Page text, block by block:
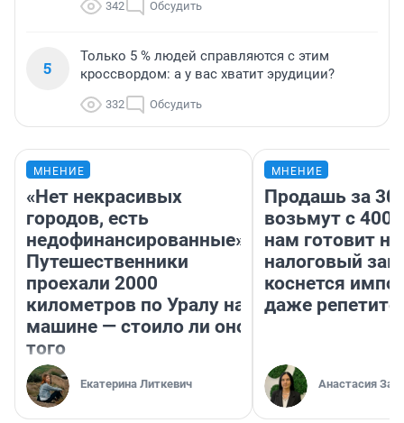
342 Обсудить
5
Только 5 % людей справляются с этим
кроссвордом: а у вас хватит эрудиции?
332 Обсудить
МНЕНИЕ
«Нет некрасивых
городов, есть
недофинансированные».
Путешественники
проехали 2000
километров по Уралу на
машине — стоило ли оно
того
Екатерина Литкевич
МНЕНИЕ
Продашь за
возьмут с
нам готовит
налоговый
коснется
даже
Анастасия